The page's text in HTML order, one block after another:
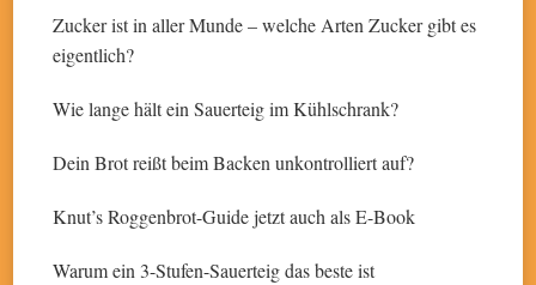
Zucker ist in aller Munde – welche Arten Zucker gibt es
eigentlich?
Wie lange hält ein Sauerteig im Kühlschrank?
Dein Brot reißt beim Backen unkontrolliert auf?
Knut’s Roggenbrot-Guide jetzt auch als E-Book
Warum ein 3-Stufen-Sauerteig das beste ist